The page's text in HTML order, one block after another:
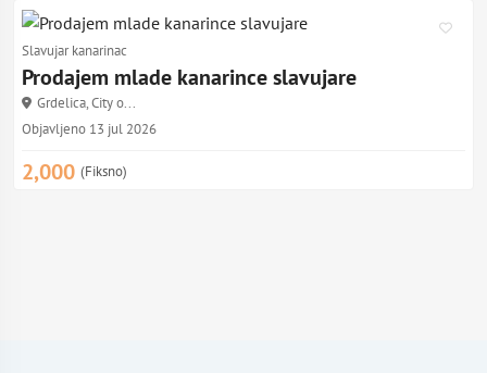
Slavujar kanarinac
Prodajem mlade kanarince slavujare
Grdelica, City o...
Objavljeno 13 jul 2026
2,000 (Fiksno)